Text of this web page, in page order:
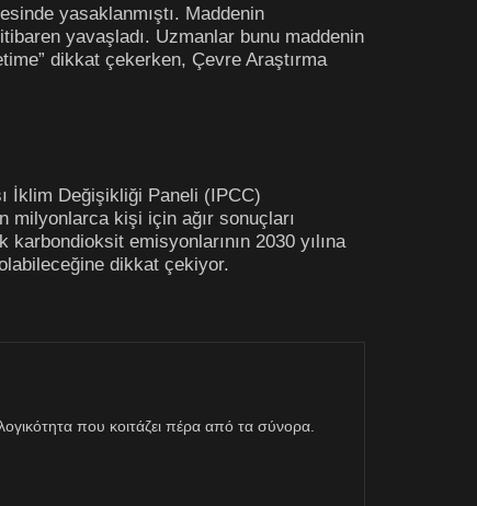
yasaklanmıştı. Maddenin
yavaşladı. Uzmanlar bunu maddenin
dikkat çekerken, Çevre Araştırma
İklim Değişikliği Paneli (IPCC)
milyonlarca kişi için ağır sonuçları
emisyonlarının 2030 yılına
dikkat çekiyor.
που κοιτάζει πέρα από τα σύνορα.